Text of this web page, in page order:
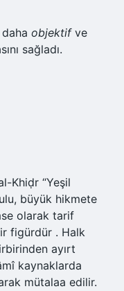
daha objektifve
sağladı.
büyük hikmete
olarak tarif
figürdür . Halk
ayırt
kaynaklarda
mütalaa edilir.